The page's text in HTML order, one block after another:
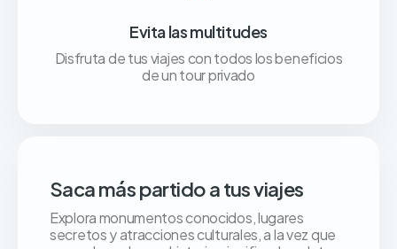
Evita las multitudes
Disfruta de tus viajes con todos los beneficios
de un tour privado
Saca más partido a tus viajes
Explora monumentos conocidos, lugares
secretos y atracciones culturales, a la vez que